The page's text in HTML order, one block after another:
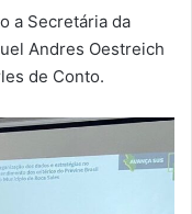
a Secretária da
Andres Oestreich
de Conto.